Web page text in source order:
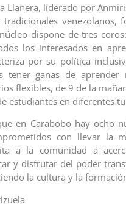
Llanera, liderado por
venezolanos,
dispone de tres
los interesados en
por su política
tener ganas de aprender
flexibles, de 9 de la
estudiantes en diferentes
en Carabobo hay ocho
con llevar la
a la comunidad a
y disfrutar del poder
la cultura y la